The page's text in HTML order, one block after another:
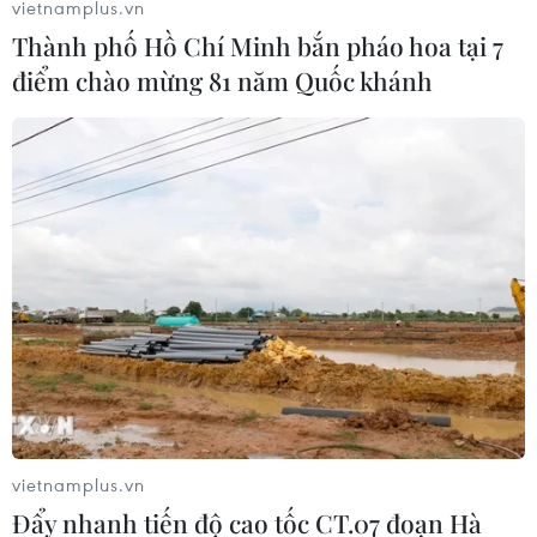
Công Phượng gặp thử thách lớn
trong ngày tái xuất V-League 2026/27
06/08/2026 11:49
Campuchia: Vì sao thầy trò HLV Kim
Sang-sik cần giành ngôi đầu bảng?
06/08/2026 11:05
Nhận định Việt Nam vs Campuchia:
'Phù thủy Kim' sẽ xoay tua toan tính
đường dài?
vietnamplus.vn
Thành phố Hồ Chí Minh bắn pháo hoa tại 7
điểm chào mừng 81 năm Quốc khánh
vietnamplus.vn
Đẩy nhanh tiến độ cao tốc CT.07 đoạn Hà